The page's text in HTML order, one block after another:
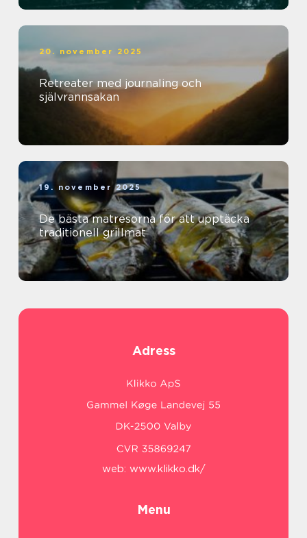
20. november 2025
Retreater med journaling och
självrannsakan
19. november 2025
De bästa matresorna för att upptäcka
traditionell grillmat
Adress
web: www.klikko.dk/
Menu